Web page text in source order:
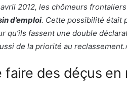
2012, les chômeurs
d’emploi. Cette possibilité était
qu’ils fassent une double
de la priorité au
faire des déçus en